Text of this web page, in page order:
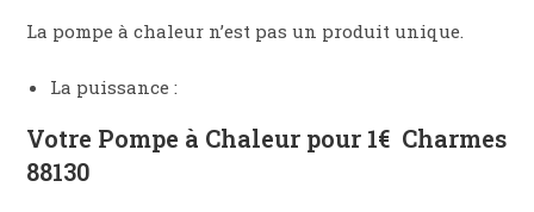
La pompe à chaleur n’est pas un produit unique.
La puissance :
Votre Pompe à Chaleur pour 1€ Charmes
88130